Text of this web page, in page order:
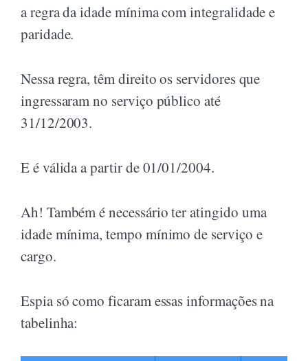
a regra da idade mínima com integralidade e
paridade.
Nessa regra, têm direito os servidores que
ingressaram no serviço público até
31/12/2003.
E é válida a partir de 01/01/2004.
Ah! Também é necessário ter atingido uma
idade mínima, tempo mínimo de serviço e
cargo.
Espia só como ficaram essas informações na
tabelinha: